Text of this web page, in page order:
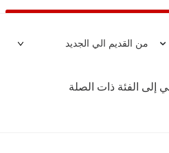
إلى الفئة ذات الصلة